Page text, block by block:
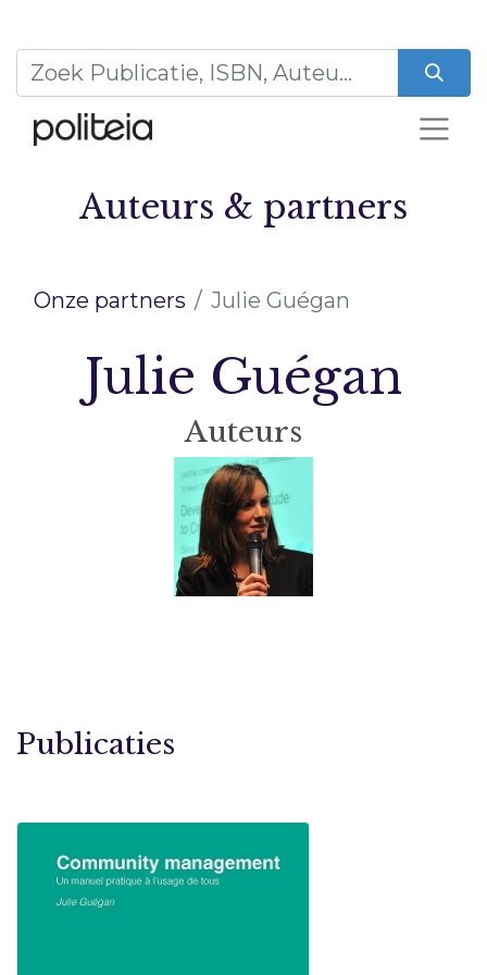
Auteurs & partners
Onze partners Julie Guégan
Julie Guégan
Auteurs
Publicaties